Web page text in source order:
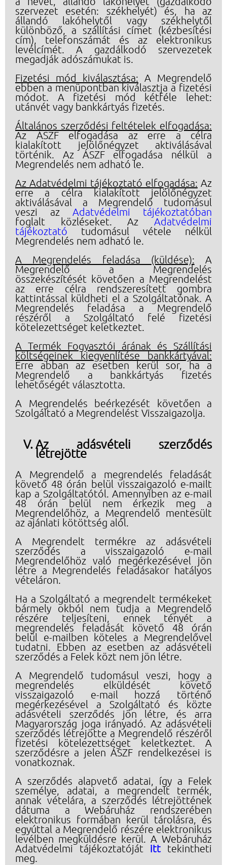
szervezet esetén: székhelyét) és, ha az
állandó lakóhelytől vagy székhelytől
különböző, a szállítási címet (kézbesítési
cím), telefonszámát és az elektronikus
levélcímét. A gazdálkodó szervezetek
megadják adószámukat is.
Fizetési mód kiválasztása: A Megrendelő
ebben a menüpontban kiválasztja a fizetési
módot. A fizetési mód kétféle lehet:
utánvét vagy bankkártyás fizetés.
Általános szerződési feltételek elfogadása:
Az ÁSZF elfogadása az erre a célra
kialakított jelölőnégyzet aktiválásával
történik. Az ÁSZF elfogadása nélkül a
Megrendelés nem adható le.
Az Adatvédelmi tájékoztató elfogadása: Az
erre a célra kialakított jelölőnégyzet
aktiválásával a Megrendelő tudomásul
veszi az Adatvédelmi tájékoztatóban
foglalt közléseket. AzAdatvédelmi
tájékoztató tudomásul vétele nélkül
Megrendelés nem adható le.
A Megrendelés feladása (küldése): A
Megrendelő a Megrendelés
összekészítését követően a Megrendelést
az erre célra rendszeresített gombra
kattintással küldheti el a Szolgáltatónak. A
Megrendelés feladása a Megrendelő
részéről a Szolgáltató felé fizetési
kötelezettséget keletkeztet.
A Termék Fogyasztói árának és Szállítási
költségeinek kiegyenlítése bankkártyával:
Erre abban az esetben kerül sor, ha a
Megrendelő a bankkártyás fizetés
lehetőségét választotta.
A Megrendelés beérkezését követően a
Szolgáltató a Megrendelést Visszaigazolja.
Az adásvételi szerződés
létrejötte
A Megrendelő a megrendelés feladását
követő 48 órán belül visszaigazoló e-mailt
kap a Szolgáltatótól. Amennyiben az e-mail
48 órán belül nem érkezik meg a
Megrendelőhöz, a Megrendelő mentesült
az ajánlati kötöttség alól.
A Megrendelt termékre az adásvételi
szerződés a visszaigazoló e-mail
Megrendelőhöz való megérkezésével jön
létre a Megrendelés feladásakor hatályos
vételáron.
Ha a Szolgáltató a megrendelt termékeket
bármely okból nem tudja a Megrendelő
részére teljesíteni, ennek tényét a
megrendelés feladását követő 48 órán
belül e-mailben köteles a Megrendelővel
tudatni. Ebben az esetben az adásvételi
szerződés a Felek közt nem jön létre.
A Megrendelő tudomásul veszi, hogy a
megrendelés elküldését követő
visszaigazoló e-mail hozzá történő
megérkezésével a Szolgáltató és közte
adásvételi szerződés jön létre, és arra
Magyarország joga irányadó. Az adásvételi
szerződés létrejötte a Megrendelő részéről
fizetési kötelezettséget keletkeztet. A
szerződésre a jelen ÁSZF rendelkezései is
vonatkoznak.
A szerződés alapvető adatai, így a Felek
személye, adatai, a megrendelt termék,
annak vételára, a szerződés létrejöttének
dátuma a Webáruház rendszerében
elektronikus formában kerül tárolásra, és
egyúttal a Megrendelő részére elektronikus
levélben megküldésre kerül. A Webáruház
Adatvédelmi tájékoztatóját itttekintheti
meg.